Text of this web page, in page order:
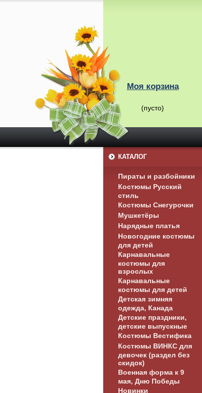
Моя корзина
(пусто)
КАТАЛОГ
Пираты и разбойники
Костюмы Русский
стиль
Костюмы Снегурочки
Мушкетёры
Нарядные платья
Новогодние костюмы
для детей
Карнавальные
костюмы для
взрослых
Карнавальные
костюмы для детей
Детская зимняя
одежда, Канада
Детские праздники,
детские выпускные
Костюмы Вестифика
Костюмы ВИНКС для
девочек (раздел без
скидок)
Военная форма к 9
мая, Дню Победы
Новинки